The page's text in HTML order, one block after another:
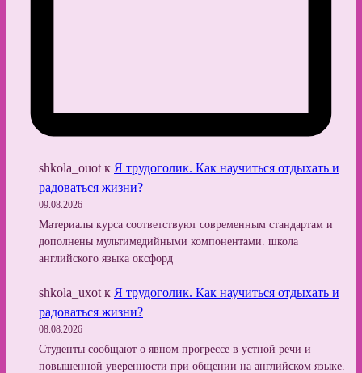
shkola_ouot к Я трудоголик. Как научиться отдыхать и
радоваться жизни?
09.08.2026
Материалы курса соответствуют современным стандартам и
дополнены мультимедийными компонентами. школа
английского языка оксфорд
shkola_uxot к Я трудоголик. Как научиться отдыхать и
радоваться жизни?
08.08.2026
Студенты сообщают о явном прогрессе в устной речи и
повышенной уверенности при общении на английском языке.